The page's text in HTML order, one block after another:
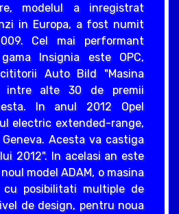
modelul a inregistrat
in Europa, a fost numit
Cel mai performant
Insignia este OPC,
Auto Bild "Masina
intre alte 30 de premii
In anul 2012 Opel
electric extended-range,
Acesta va castiga
2012". In acelasi an este
model ADAM, o masina
cu posibilitati multiple de
de design, pentru noua